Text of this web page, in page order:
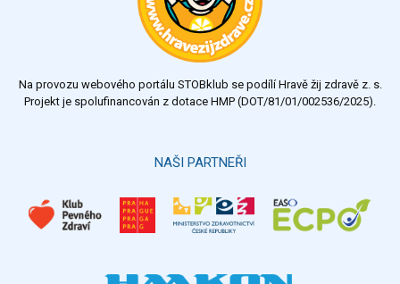
Výsledky Všechny ankety
Na provozu webového portálu STOBklub se podílí Hravě žij zdravě z. s.
Projekt je spolufinancován z dotace HMP (DOT/81/01/002536/2025).
NAŠI PARTNEŘI